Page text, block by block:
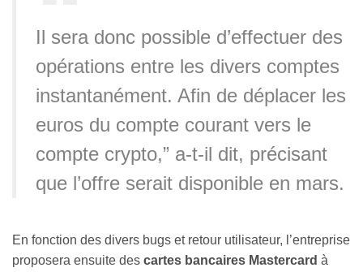
Il sera donc possible d’effectuer des
opérations entre les divers comptes
instantanément. Afin de déplacer les
euros du compte courant vers le
compte crypto,” a-t-il dit, précisant
que l’offre serait disponible en mars.
En fonction des divers bugs et retour utilisateur, l’entreprise
proposera ensuite des cartes bancaires Mastercard à